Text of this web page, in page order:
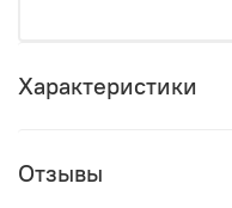
Характеристики
Отзывы